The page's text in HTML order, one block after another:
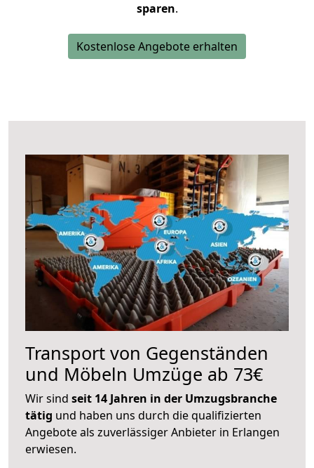
sparen.
Kostenlose Angebote erhalten
Transport von Gegenständen
und Möbeln Umzüge ab 73€
Wir sind seit 14 Jahren in der Umzugsbranche
tätig und haben uns durch die qualifizierten
Angebote als zuverlässiger Anbieter in Erlangen
erwiesen.